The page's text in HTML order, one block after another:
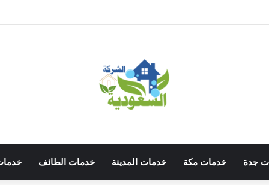
جدة خدمات مكة خدمات المدينة خدمات الطائف